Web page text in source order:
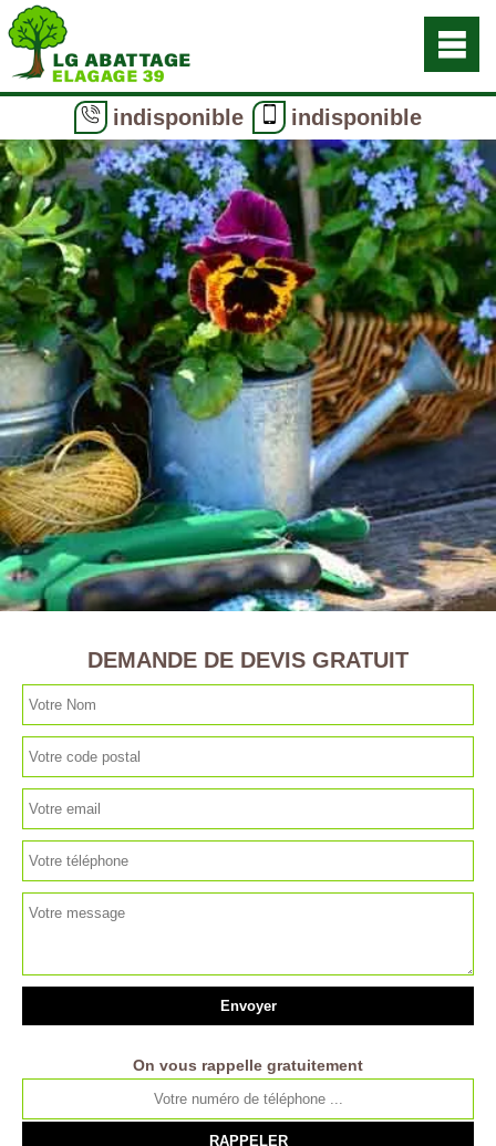
indisponible indisponible
DEMANDE DE DEVIS GRATUIT
On vous rappelle gratuitement